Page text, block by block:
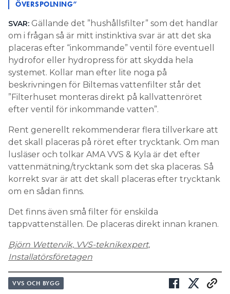
ÖVERSPOLNING”
SVAR: Gällande det ”hushållsfilter” som det handlar
om i frågan så är mitt instinktiva svar är att det ska
placeras efter “inkommande” ventil före eventuell
hydrofor eller hydropress för att skydda hela
systemet. Kollar man efter lite noga på
beskrivningen för Biltemas vattenfilter står det
”Filterhuset monteras direkt på kallvattenröret
efter ventil för inkommande vatten”.
Rent generellt rekommenderar flera tillverkare att
det skall placeras på röret efter trycktank. Om man
lusläser och tolkar AMA VVS & Kyla är det efter
vattenmätning/trycktank som det ska placeras. Så
korrekt svar är att det skall placeras efter trycktank
om en sådan finns.
Det finns även små filter för enskilda
tappvattenställen. De placeras direkt innan kranen.
Björn Wettervik, VVS-teknikexpert,
Installatörsföretagen
VVS OCH BYGG